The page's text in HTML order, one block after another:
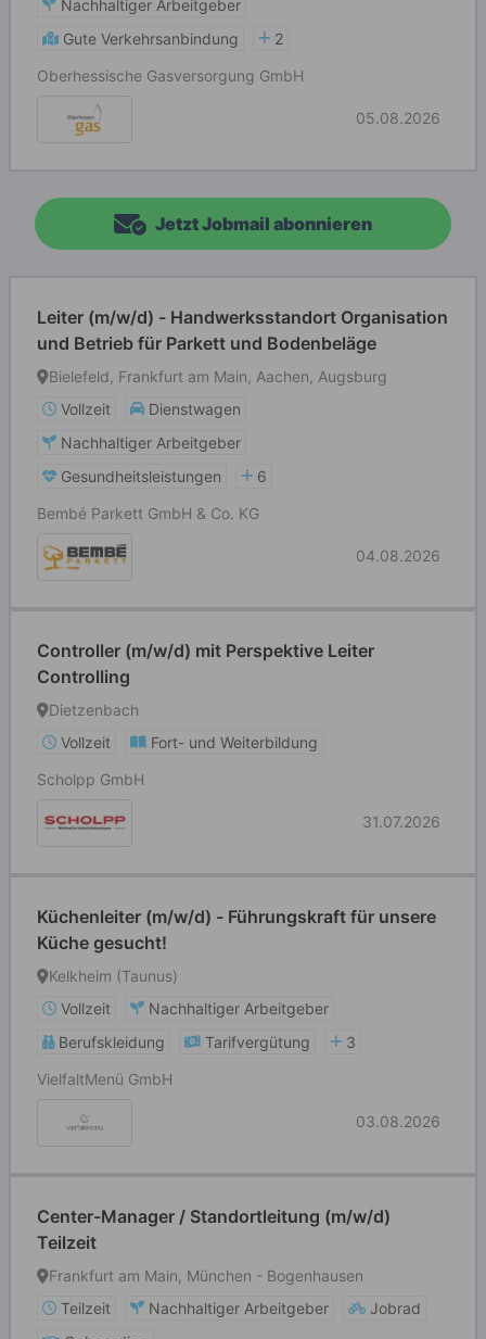
Nachhaltiger Arbeitgeber
Gute Verkehrsanbindung
2
Oberhessische Gasversorgung GmbH
05.08.2026
Jetzt Jobmail abonnieren
Leiter (m/w/d) - Handwerksstandort Organisation
und Betrieb für Parkett und Bodenbeläge
Bielefeld, Frankfurt am Main, Aachen, Augsburg
Vollzeit
Dienstwagen
Nachhaltiger Arbeitgeber
Gesundheitsleistungen
6
Bembé Parkett GmbH & Co. KG
04.08.2026
Controller (m/w/d) mit Perspektive Leiter
Controlling
Dietzenbach
Vollzeit
Fort- und Weiterbildung
Scholpp GmbH
31.07.2026
Küchenleiter (m/w/d) - Führungskraft für unsere
Küche gesucht!
Kelkheim (Taunus)
Vollzeit
Nachhaltiger Arbeitgeber
Berufskleidung
Tarifvergütung
3
VielfaltMenü GmbH
03.08.2026
Center-Manager / Standortleitung (m/w/d)
Teilzeit
Frankfurt am Main, München - Bogenhausen
Teilzeit
Nachhaltiger Arbeitgeber
Jobrad